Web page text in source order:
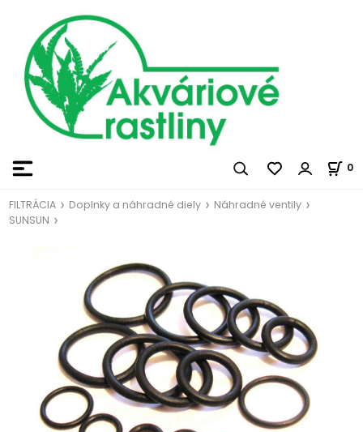
0
FILTRÁCIA Doplnky a náhradné diely
Náhradné ventily
SUNSUN